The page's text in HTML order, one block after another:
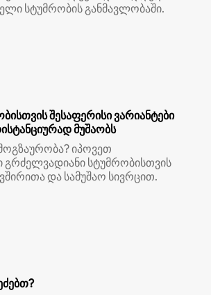
სტუმრობის განმავლობაში.
შესაფერისი ვარიანტები
მუშაობს
იპოვეთ
გრძელვადიანი სტუმრობისთვის
და სამუშაო სივრცით.